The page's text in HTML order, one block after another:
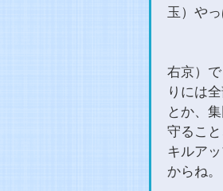
玉）や
右京）
りには
とか、
守るこ
キルア
からね。